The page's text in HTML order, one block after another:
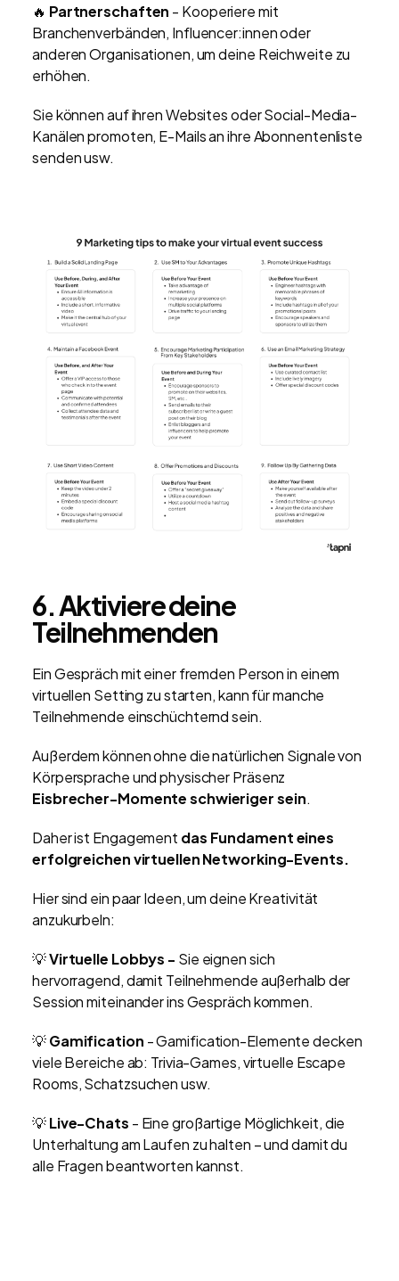
🔥 Partnerschaften - Kooperiere mit
Branchenverbänden, Influencer:innen oder
anderen Organisationen, um deine Reichweite zu
erhöhen.
Sie können auf ihren Websites oder Social-Media-
Kanälen promoten, E-Mails an ihre Abonnentenliste
senden usw.
6. Aktiviere deine
Teilnehmenden
Ein Gespräch mit einer fremden Person in einem
virtuellen Setting zu starten, kann für manche
Teilnehmende einschüchternd sein.
Außerdem können ohne die natürlichen Signale von
Körpersprache und physischer Präsenz
Eisbrecher-Momente schwieriger sein.
Daher ist Engagement das Fundament eines
erfolgreichen virtuellen Networking-Events.
Hier sind ein paar Ideen, um deine Kreativität
anzukurbeln:
💡Virtuelle Lobbys - Sie eignen sich
hervorragend, damit Teilnehmende außerhalb der
Session miteinander ins Gespräch kommen.
💡Gamification - Gamification-Elemente decken
viele Bereiche ab: Trivia-Games, virtuelle Escape
Rooms, Schatzsuchen usw.
💡Live-Chats - Eine großartige Möglichkeit, die
Unterhaltung am Laufen zu halten – und damit du
alle Fragen beantworten kannst.